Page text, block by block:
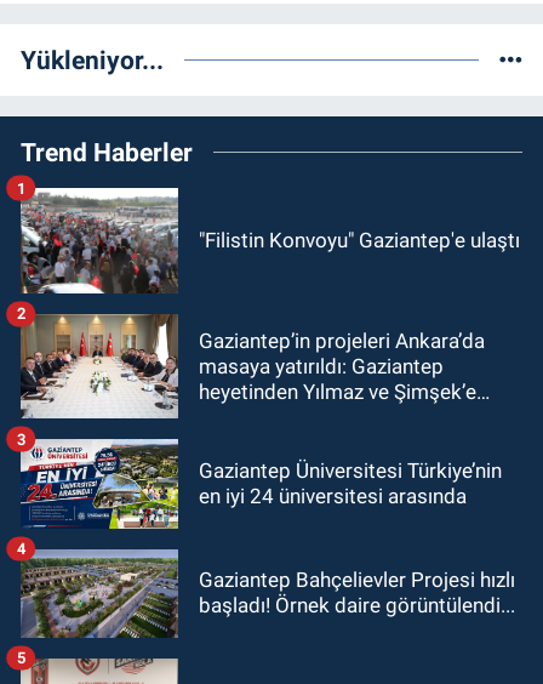
Yükleniyor...
Trend Haberler
"Filistin Konvoyu" Gaziantep'e ulaştı
1
Gaziantep’in projeleri Ankara’da
masaya yatırıldı: Gaziantep
heyetinden Yılmaz ve Şimşek’e
2
Gaziantep Üniversitesi Türkiye’nin
en iyi 24 üniversitesi arasında
3
Gaziantep Bahçelievler Projesi hızlı
başladı! Örnek daire görüntülendi...
4
5